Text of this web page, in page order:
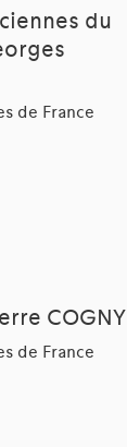
du
de France
COGNY
de France